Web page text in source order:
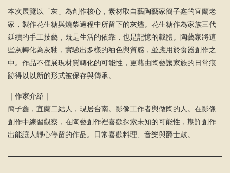
本次展覽以「灰」為創作核心，素材取自藝陶藝家簡子鑫的宜蘭老
家，製作花生糖與燒柴過程中所留下的灰燼。花生糖作為家族三代
延續的手工技藝，既是生活的依靠，也是記憶的載體。陶藝家將這
些灰轉化為灰釉，實驗出多樣的釉色與質感，並應用於食器創作之
中。作品不僅展現材質轉化的可能性，更藉由陶藝讓家族的日常痕
跡得以以新的形式被保存與傳承。
｜作家介紹｜
簡子鑫，宜蘭二結人，現居台南。影像工作者與做陶的人。在影像
創作中練習觀察，在陶藝創作裡喜歡探索未知的可能性，期許創作
出能讓人靜心停留的作品。日常喜歡料理、音樂與爵士鼓。